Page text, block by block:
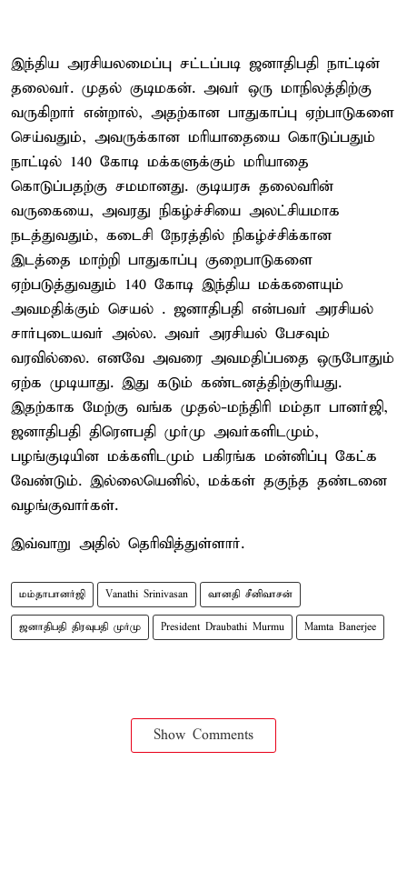
இந்திய அரசியலமைப்பு சட்டப்படி ஜனாதிபதி நாட்டின்
தலைவர். முதல் குடிமகன். அவர் ஒரு மாநிலத்திற்கு
வருகிறார் என்றால், அதற்கான பாதுகாப்பு ஏற்பாடுகளை
செய்வதும், அவருக்கான மரியாதையை கொடுப்பதும்
நாட்டில் 140 கோடி மக்களுக்கும் மரியாதை
கொடுப்பதற்கு சமமானது. குடியரசு தலைவரின்
வருகையை, அவரது நிகழ்ச்சியை அலட்சியமாக
நடத்துவதும், கடைசி நேரத்தில் நிகழ்ச்சிக்கான
இடத்தை மாற்றி பாதுகாப்பு குறைபாடுகளை
ஏற்படுத்துவதும் 140 கோடி இந்திய மக்களையும்
அவமதிக்கும் செயல் . ஜனாதிபதி என்பவர் அரசியல்
சார்புடையவர் அல்ல. அவர் அரசியல் பேசவும்
வரவில்லை. எனவே அவரை அவமதிப்பதை ஒருபோதும்
ஏற்க முடியாது. இது கடும் கண்டனத்திற்குரியது.
இதற்காக மேற்கு வங்க முதல்-மந்திரி மம்தா பானர்ஜி,
ஜனாதிபதி திரௌபதி முர்மு அவர்களிடமும்,
பழங்குடியின மக்களிடமும் பகிரங்க மன்னிப்பு கேட்க
வேண்டும். இல்லையெனில், மக்கள் தகுந்த தண்டனை
வழங்குவார்கள்.
இவ்வாறு அதில் தெரிவித்துள்ளார்.
மம்தாபானர்ஜி Vanathi Srinivasan வானதி சீனிவாசன்
ஜனாதிபதி திரவுபதி முர்மு President Draubathi Murmu Mamta Banerjee
Show Comments